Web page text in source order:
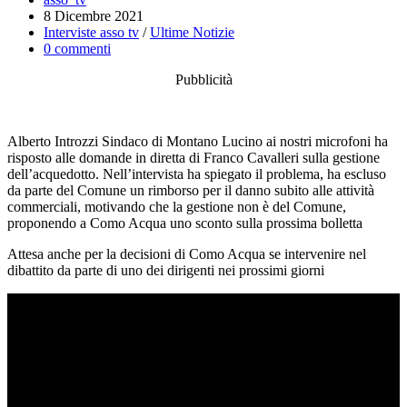
lettura:
dell'articolo:
Articolo
pubblicato:
8 Dicembre 2021
Categoria
dell'articolo:
Interviste asso tv / Ultime Notizie
Commenti
0 commenti
Pubblicità
Alberto Introzzi Sindaco di Montano Lucino ai nostri microfoni ha
risposto alle domande in diretta di Franco Cavalleri sulla gestione
dell’acquedotto. Nell’intervista ha spiegato il problema, ha escluso
da parte del Comune un rimborso per il danno subito alle attività
commerciali, motivando che la gestione non è del Comune,
proponendo a Como Acqua uno sconto sulla prossima bolletta
Attesa anche per la decisioni di Como Acqua se intervenire nel
dibattito da parte di uno dei dirigenti nei prossimi giorni